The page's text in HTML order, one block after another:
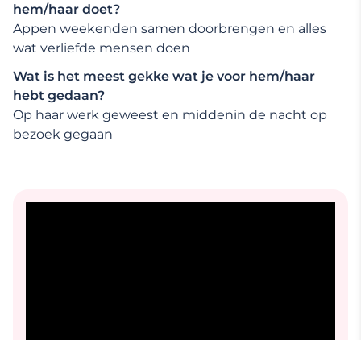
hem/haar doet?
Appen weekenden samen doorbrengen en alles
wat verliefde mensen doen
Wat is het meest gekke wat je voor hem/haar
hebt gedaan?
Op haar werk geweest en middenin de nacht op
bezoek gegaan